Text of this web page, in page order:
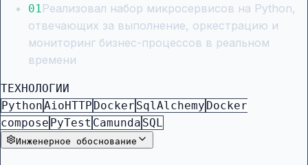
01Реализовал набор микросервисов на Python,
отвечающих за выполнение, оркестрацию и
мониторинг бизнес-процессов в реальном
времени
ТЕХНОЛОГИИ
PythonAioHTTP Docker SqlAlchemy Docker
compose PyTest Camunda SQL
Инженерное обоснование